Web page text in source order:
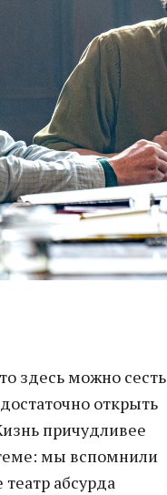
здесь можно сесть
открыть
причудливее
теме: мы вспомнили
абсурда